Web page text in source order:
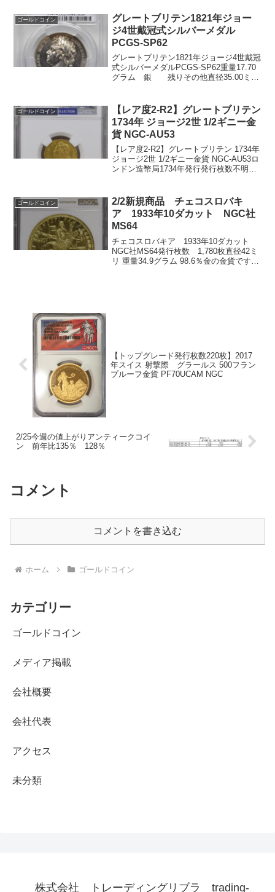
り安いと思います。個...
ゴールドコイン
グレートブリテン1821年ジョー
ジ4世戴冠式シルバーメダル
PCGS-SP62
グレートブリテン1821年ジョージ4世戴冠
式シルバーメダルPCGS-SP62重量17.70
グラム 銀 残りその他直径35.00ミリ
とドラゴンの絵柄の作者でもあるピス
ト...
ゴールドコイン
【レア度2-R2】グレートブリテン
1734年 ジョージ2世 1/2ギニー金
貨 NGC-AU53
【レア度2-R2】グレートブリテン 1734年
ジョージ2世 1/2ギニー金貨 NGC-AU53ロ
ンドン造幣局1734年発行発行枚数不明
91.67%金表面...
ゴールドコイン
2/2新規商品 チェコスロバキ
ア 1933年10ダカット NGC社
MS64
チェコスロバキア 1933年10ダカット
NGC社MS64発行枚数 1,780枚直径42ミ
リ 重量34.9グラム 98.6％金の金貨です。
【トップグレード発行枚数220枚】2017
年スイス 射撃際 グラールス 500フラン
プルーフ金貨 PF70UCAM NGC
2/25今週の値上がりアンティークコイ
ン 前年比135％ 128％
コメント
コメントを書き込む
ホーム ゴールドコイン
カテゴリー
ゴールドコイン
メディア掲載
会社概要
会社代表
アクセス
未分類
株式会社 トレーディングリブラ trading-